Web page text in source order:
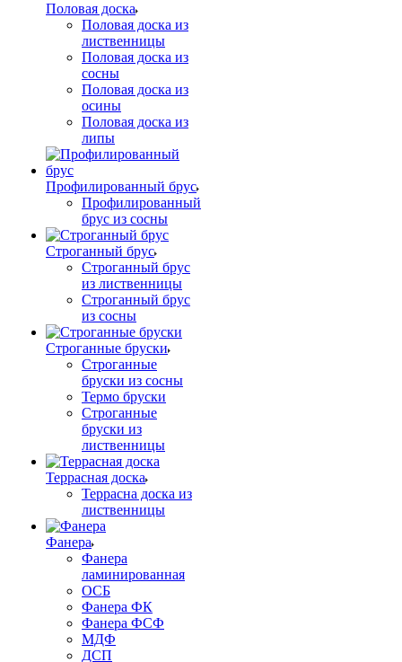
Половая доска
Половая доска из
лиственницы
Половая доска из
сосны
Половая доска из
осины
Половая доска из
липы
Профилированный брус
Профилированный
брус из сосны
Строганный брус
Строганный брус
из лиственницы
Строганный брус
из сосны
Строганные бруски
Строганные
бруски из сосны
Термо бруски
Строганные
бруски из
лиственницы
Террасная доска
Террасна доска из
лиственницы
Фанера
Фанера
ламинированная
ОСБ
Фанера ФК
Фанера ФСФ
МДФ
ДСП